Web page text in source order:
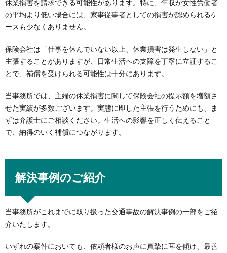
休業損害を請求できる可能性があります。特に、年収が女性労働者
の平均より低い場合には、家事従事者としての損害が認められるケ
ースも少なくありません。
保険会社は「仕事を休んでいない以上、休業損害は発生しない」と
主張することがありますが、日常生活への支障を丁寧に立証するこ
とで、補償を受けられる可能性は十分にあります。
当事務所では、主婦の休業損害に関して保険会社の提示額を増額さ
せた実績が多数ございます。実態に即した主張を行うためにも、ま
ずは弁護士にご相談ください。生活への影響を正しく伝えること
で、納得のいく補償につながります。
解決事例のご紹介
当事務所がこれまでに取り扱った交通事故の解決事例の一部をご紹
介いたします。
いずれの案件においても、依頼者様のお声に真摯に耳を傾け、最善